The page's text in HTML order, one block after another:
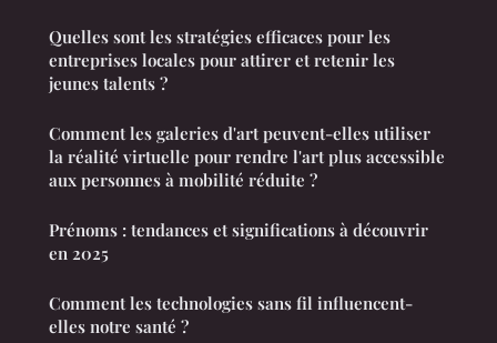
Quelles sont les stratégies efficaces pour les
entreprises locales pour attirer et retenir les
jeunes talents ?
Comment les galeries d'art peuvent-elles utiliser
la réalité virtuelle pour rendre l'art plus accessible
aux personnes à mobilité réduite ?
Prénoms : tendances et significations à découvrir
en 2025
Comment les technologies sans fil influencent-
elles notre santé ?